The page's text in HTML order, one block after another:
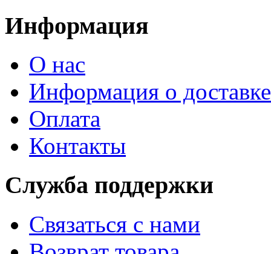
Информация
О нас
Информация о доставке
Оплата
Контакты
Служба поддержки
Связаться с нами